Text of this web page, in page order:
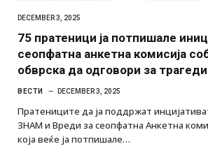
DECEMBER 3, 2025
75 пратеници ја потпишале
сеопфатна анкетна комисија
обврска да одговори за
ВЕСТИ DECEMBER 3, 2025
Пратениците да ја поддржат
ЗНАМ и Вреди за сеопфатна Анкетна
која веќе ја потпишале…